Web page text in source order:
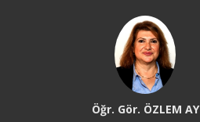
Öğr. Gör. ÖZLEM AY